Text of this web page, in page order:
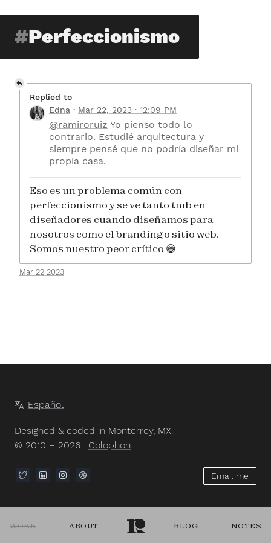
WORK ABOUT BLOG NOTES
Perfeccionismo
Replied to
Edna
Mar 22, 2023 · 12:09 PM
@ramiroruiz Yo pienso todo lo
contrario. Estudié arquitectura y
siempre pensé que no podría diseñar mi
propia casa.
Eso es un problema común con
perfeccionismo y se ve tanto tmb en
diseñadores cuando diseñamos para
nosotros como el branding o sitio web.
Somos nuestro peor crítico 😅
Mar 22 2023
Español
Designed & coded in Monterrey, MX.
© 2010 – 2026
Colophon
Email me